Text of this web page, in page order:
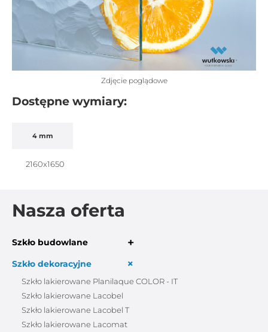
Nasza oferta
Szkło budowlane +
Szkło dekoracyjne +
Szkło lakierowane Planilaque COLOR - IT
Szkło lakierowane Lacobel
Szkło lakierowane Lacobel T
Szkło lakierowane Lacomat
Zdjęcie poglądowe
Dostępne wymiary:
4 mm
2160x1650